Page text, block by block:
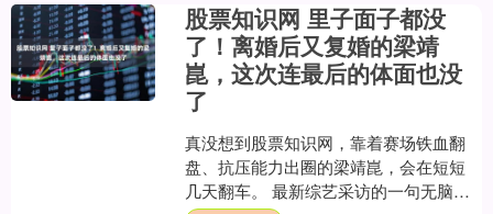
股票知识网 里子面子都没
了！离婚后又复婚的梁靖
崑，这次连最后的体面也没
了
真没想到股票知识网，靠着赛场铁血翻
盘、抗压能力出圈的梁靖崑，会在短短
几天翻车。 最新综艺采访的一句无脑接